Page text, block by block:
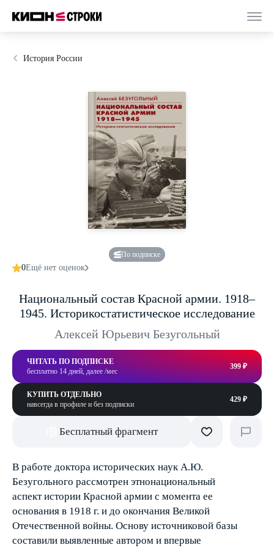
История России
По подписке
0Ещё нет оценок
Национальный состав Красной армии. 1918–
1945. Историко­статистическое исследование
Алексей Юрьевич Безугольный
ЧИТАТЬ ПО ПОДПИСКЕ
бесплатно 14 дней, далее /мес
399 ₽
КУПИТЬ ОТДЕЛЬНО
навсегда в профиле и без подписки
429 ₽
Бесплатный фрагмент
В работе доктора исторических наук А.Ю.
Безугольного рассмотрен этнонациональный
аспект истории Красной армии с момента ее
основания в 1918 г. и до окончания Великой
Отечественной войны. Основу источниковой базы
составили выявленные автором и впервые